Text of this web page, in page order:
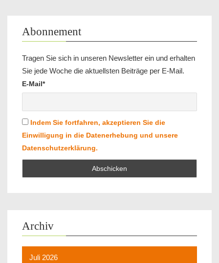
Abonnement
Tragen Sie sich in unseren Newsletter ein und erhalten
Sie jede Woche die aktuellsten Beiträge per E-Mail.
E-Mail*
Indem Sie fortfahren, akzeptieren Sie die
Einwilligung in die Datenerhebung und unsere
Datenschutzerklärung.
Archiv
Juli 2026